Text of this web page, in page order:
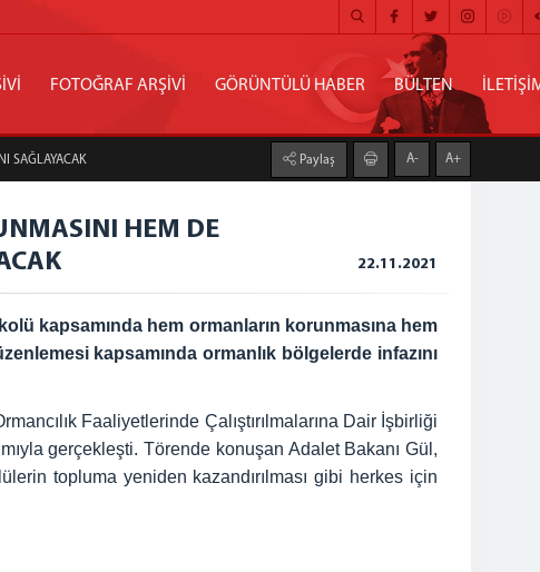
FOTOĞRAF ARŞİVİ GÖRÜNTÜLÜ HABER BÜLTEN
SAĞLAYACAK Paylaş A- A+
HEM DE
22.11.2021
kapsamında hem ormanların korunmasına hem
kapsamında ormanlık bölgelerde infazını
Faaliyetlerinde Çalıştırılmalarına Dair İşbirliği
gerçekleşti. Törende konuşan Adalet Bakanı Gül,
topluma yeniden kazandırılması gibi herkes için